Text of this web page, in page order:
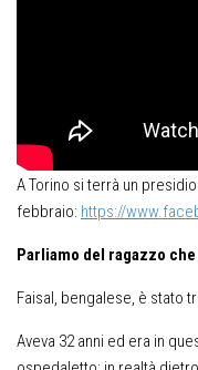
A Torino si terrà un
febbraio: https://
Parliamo del ragazzo
Faisal, bengalese, è stato
Aveva 32 anni ed era in